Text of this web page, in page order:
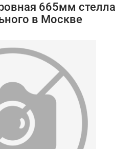
665мм
в Москве